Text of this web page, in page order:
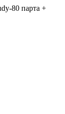
80 парта +